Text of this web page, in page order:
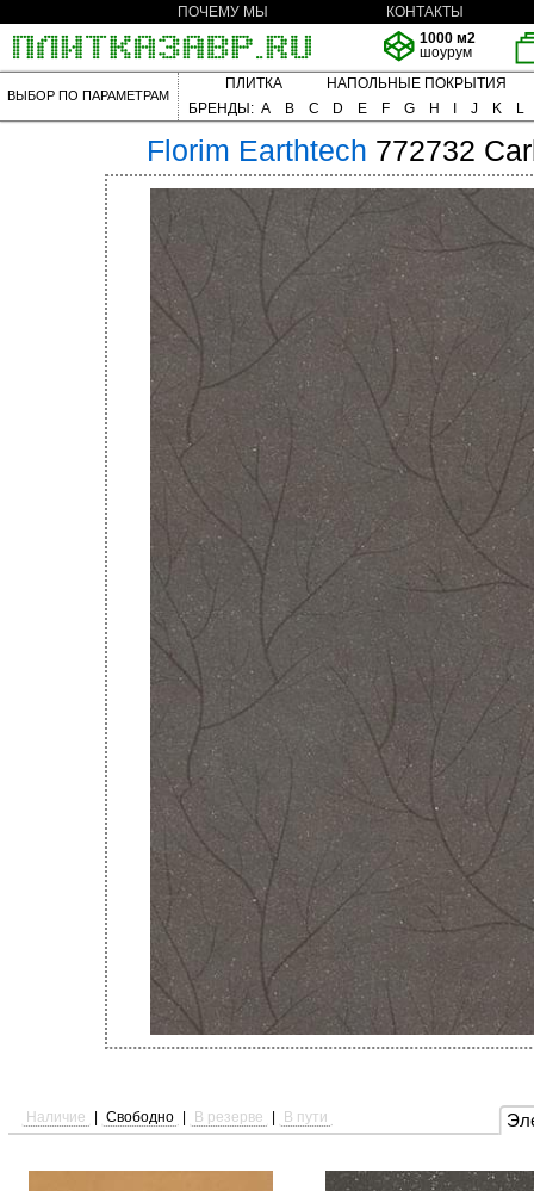
ПОЧЕМУ МЫ
КОНТАКТЫ
1000 м2
шоурум
ВЫБОР ПО ПАРАМЕТРАМ
ПЛИТКА
НАПОЛЬНЫЕ ПОКРЫТИЯ
БРЕНДЫ: A B C D E F G H J K L
Florim Earthtech 772732
Наличие Свободно В резерве В пути